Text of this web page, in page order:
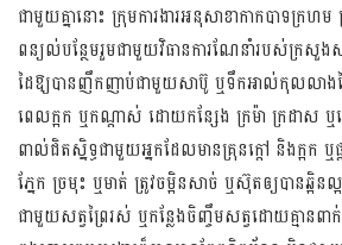
ជាមួយគ្នានោះ ក្រុមការងារ​អនុសាខាកាក​បាទក្រ
ពន្យល់​បន្ថែម​រួមជាមួយ​វិធាន​ការ​ណែ​នាំ​របស់​ក្រសួង​
ដៃ​ឱ្យ​បាន​ញឹក​ញាប់​ជាមួយ​សាប៊ូ ឬទឹកអាល់​​កុល​លាង​​ដ
ពេល​ក្អក ឬ​កណ្ដាស់ ដោយ​កន្សែង ក្រម៉ា ក្រដាស
ពាល់​ជិតស្និទ្ធ​ជាមួយ​អ្នក​ដែលមាន​គ្រុនក្ដៅ និងក្អក
ភ្នែក ច្រមុះ​ ឬមាត់ ត្រូវ​ចម្អិន​​សាច់​ ឬ​ស៊ុ​ត​ឲ្យ​បាន​ឆ្អិ
ជាមួយ​សត្វព្រៃ​រស់ ឬកន្លែង​ចិញ្ចឹមសត្វ​​ដោយ​​គ្មានពាក់​ស